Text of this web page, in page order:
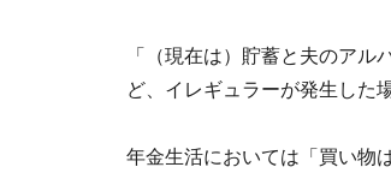
「（現在は）貯蓄と夫のア
ど、イレギュラーが発生した
年金生活においては「買い物